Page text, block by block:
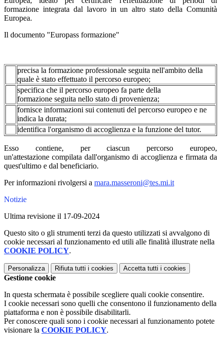
formazione integrata dal lavoro in un altro stato della Comunità
Europea.
Il documento "Europass formazione"
precisa la formazione professionale seguita nell'ambito della
quale è stato effettuato il percorso europeo;
specifica che il percorso europeo fa parte della
formazione seguita nello stato di provenienza;
fornisce informazioni sui contenuti del percorso europeo e ne
indica la durata;
identifica l'organismo di accoglienza e la funzione del tutor.
Esso contiene, per ciascun percorso europeo,
un'attestazione compilata dall'organismo di accoglienza e firmata da
quest'ultimo e dal beneficiario.
Per informazioni rivolgersi a mara.masseroni@tes.mi.it
Notizie
Ultima revisione il 17-09-2024
Questo sito o gli strumenti terzi da questo utilizzati si avvalgono di
cookie necessari al funzionamento ed utili alle finalità illustrate nella
COOKIE POLICY.
Personalizza Rifiuta tutti i cookies Accetta tutti i cookies
Gestione cookie
In questa schermata è possibile scegliere quali cookie consentire.
I cookie necessari sono quelli che consentono il funzionamento della
piattaforma e non è possibile disabilitarli.
Per conoscere quali sono i cookie necessari al funzionamento potete
visionare la COOKIE POLICY.